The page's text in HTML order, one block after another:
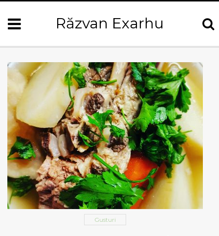
Răzvan Exarhu
Gusturi